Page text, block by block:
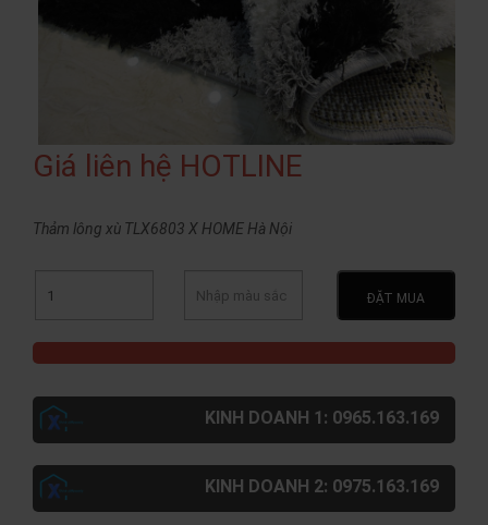
Giá liên hệ HOTLINE
Thảm lông xù TLX6803 X HOME Hà Nội
ĐẶT MUA
KINH DOANH 1: 0965.163.169
KINH DOANH 2: 0975.163.169